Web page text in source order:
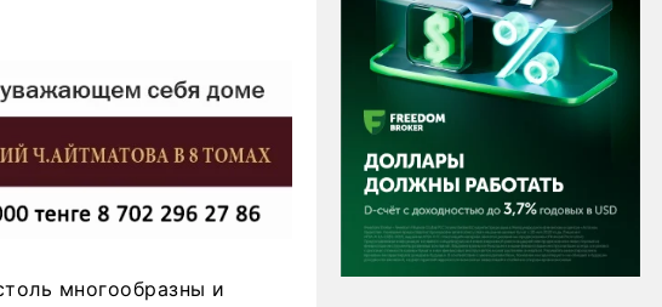
многообразны и